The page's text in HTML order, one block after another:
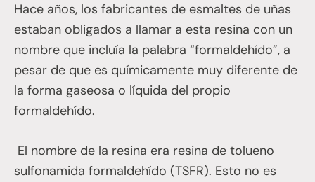
Hace años, los fabricantes de esmaltes de uñas
estaban obligados a llamar a esta resina con un
nombre que incluía la palabra “formaldehído”, a
pesar de que es químicamente muy diferente de
la forma gaseosa o líquida del propio
formaldehído.
El nombre de la resina era resina de tolueno
sulfonamida formaldehído (TSFR). Esto no es